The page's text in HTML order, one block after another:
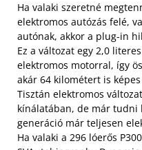
Ha valaki szeretné
elektromos autózás felé,
autónak, akkor a plug-in
Ez a változat egy 2,0
elektromos motorral, így
akár 64 kilométert is
Tisztán elektromos
kínálatában, de már tudni
generáció már teljesen
Ha valaki a 296 lóerős